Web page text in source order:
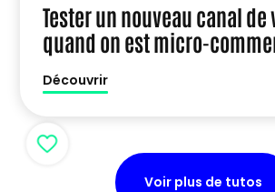
Tester un nouveau canal de
quand on est micro-
Découvrir
Voir plus de tutos